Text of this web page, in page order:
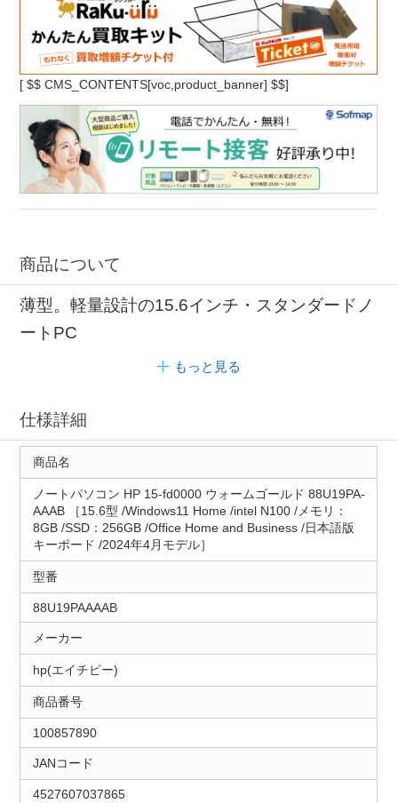
[ $$ CMS_CONTENTS[voc,product_banner] $$]
商品について
薄型。軽量設計の15.6インチ・スタンダードノ
ートPC
もっと見る
仕様詳細
商品名
ノートパソコン HP 15-fd0000 ウォームゴールド 88U19PA-
AAAB ［15.6型 /Windows11 Home /intel N100 /メモリ：
8GB /SSD：256GB /Office Home and Business /日本語版
キーボード /2024年4月モデル］
型番
88U19PAAAAB
メーカー
hp(エイチピー)
商品番号
100857890
JANコード
4527607037865